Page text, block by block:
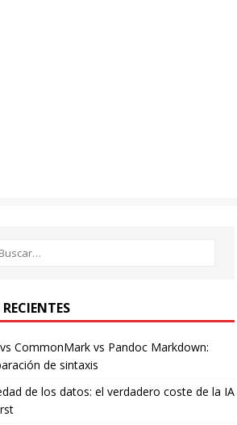
CommonMark vs Pandoc Markdown:
de sintaxis
de los datos: el verdadero coste de la IA